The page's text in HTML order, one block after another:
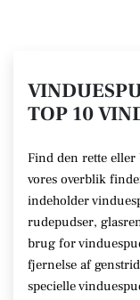
TOP 10
Find den rette eller
vores overblik
indeholder
rudepudser,
brug for
fjernelse af
specielle